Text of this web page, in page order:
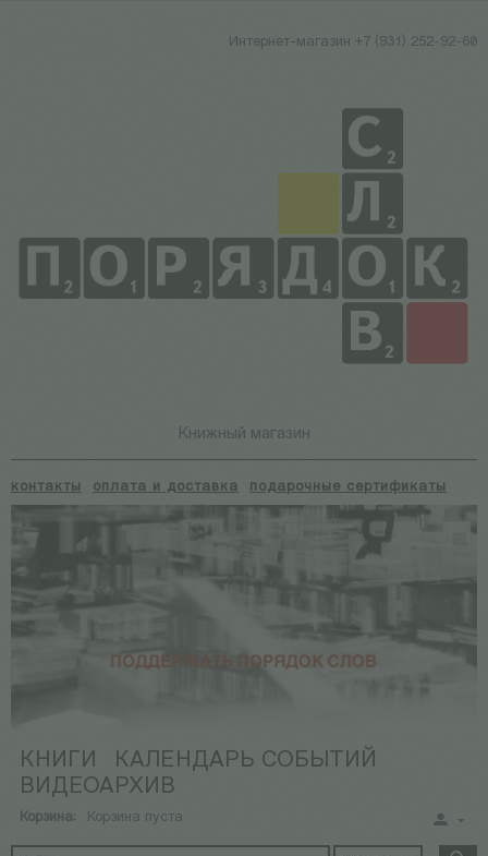
Интернет-магазин +7 (931) 252-92-60
Книжный магазин
контакты оплата и доставка подарочные сертификаты
КНИГИ
КАЛЕНДАРЬ СОБЫТИЙ
ВИДЕОАРХИВ
Корзина: Корзина пуста